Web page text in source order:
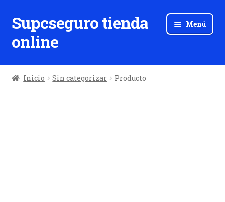
Ir
a
la
Ir
al
contenido
Supcseguro tienda
online
Menú
Inicio Sin categorizar Producto